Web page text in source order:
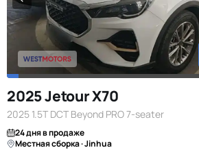
2025 Jetour X70
2025 1.5T DCT Beyond PRO 7-seater
24 дня в продаже
Местная сборка · Jinhua